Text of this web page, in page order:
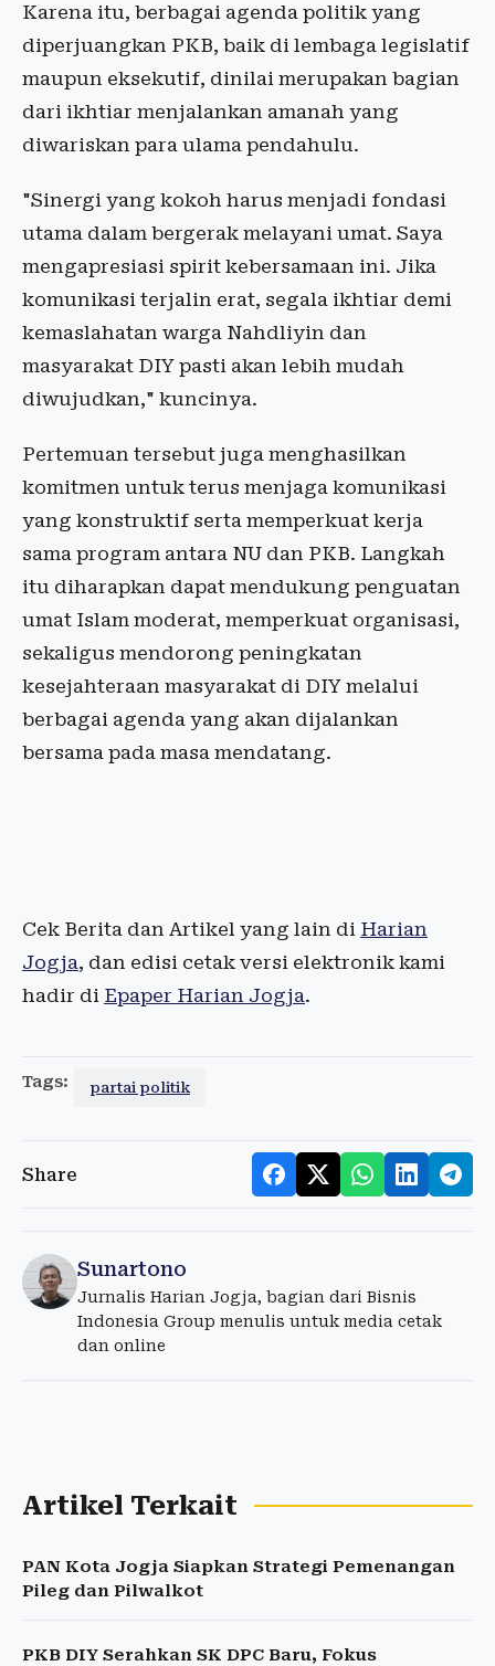
Karena itu, berbagai agenda politik yang
diperjuangkan PKB, baik di lembaga legislatif
maupun eksekutif, dinilai merupakan bagian
dari ikhtiar menjalankan amanah yang
diwariskan para ulama pendahulu.
"Sinergi yang kokoh harus menjadi fondasi
utama dalam bergerak melayani umat. Saya
mengapresiasi spirit kebersamaan ini. Jika
komunikasi terjalin erat, segala ikhtiar demi
kemaslahatan warga Nahdliyin dan
masyarakat DIY pasti akan lebih mudah
diwujudkan," kuncinya.
Pertemuan tersebut juga menghasilkan
komitmen untuk terus menjaga komunikasi
yang konstruktif serta memperkuat kerja
sama program antara NU dan PKB. Langkah
itu diharapkan dapat mendukung penguatan
umat Islam moderat, memperkuat organisasi,
sekaligus mendorong peningkatan
kesejahteraan masyarakat di DIY melalui
berbagai agenda yang akan dijalankan
bersama pada masa mendatang.
Cek Berita dan Artikel yang lain di Harian
Jogja, dan edisi cetak versi elektronik kami
hadir di Epaper Harian Jogja.
Tags: partai politik
Share
Sunartono
Jurnalis Harian Jogja, bagian dari Bisnis
Indonesia Group menulis untuk media cetak
dan online
Artikel Terkait
PAN Kota Jogja Siapkan Strategi Pemenangan
Pileg dan Pilwalkot
PKB DIY Serahkan SK DPC Baru, Fokus